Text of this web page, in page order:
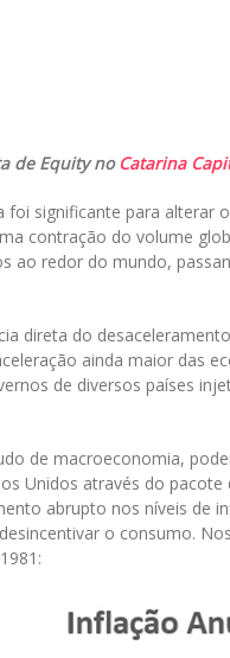
de Equity no Catarina
foi significante para
contração do volume
ao redor do mundo,
direta do
ainda maior das
de diversos países
de macroeconomia,
Unidos através do
abrupto nos níveis de
o consumo.